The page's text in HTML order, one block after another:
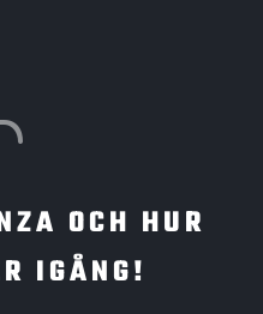
OCH HUR
IGÅNG!